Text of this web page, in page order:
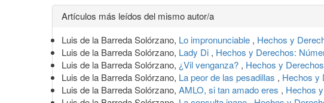
Detalles
del
artículo
Artículos más leídos del mismo autor/a
Luis de la Barreda Solórzano, Lo impronunciable , Hechos y
Luis de la Barreda Solórzano, Lady Di , Hechos y Derechos:
Luis de la Barreda Solórzano, ¿Vil venganza? , Hechos y
Luis de la Barreda Solórzano, La peor de las pesadillas , Hechos y
Luis de la Barreda Solórzano, AMLO, si tan amado eres , Hechos